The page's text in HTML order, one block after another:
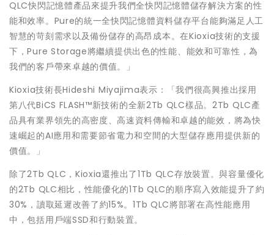
QLC快閃記憶體產品來提升我們全快閃記憶體儲存解決方案的性
能和效率。Pure的統一全快閃記憶體資料儲存平台能夠滿足人工
智慧的苛刻需求以及備份儲存的高昂成本。在Kioxia技術的支援
下，Pure Storage將繼續提供出色的性能、能效和可靠性，為
我們的客戶帶來卓越的價值。」
Kioxia技術長Hideshi Miyajima表示：「我們很高興推出採用
第八代BiCS FLASH™新技術的全新2Tb QLC樣品。2Tb QLC產
品具有業界領先的高密度、高速資料傳輸和卓越的能效，將為快
速崛起的AI應用和需要節省電力和空間的大型儲存應用提供新的
價值。」
除了2Tb QLC，Kioxia還推出了1Tb QLC存放裝置。與容量優化
的2Tb QLC相比，性能優化的1Tb QLC的順序寫入效能提升了約
30%，讀取延遲改善了約15%。1Tb QLC將部署在高性能應用
中，包括用戶端SSD和行動裝置。